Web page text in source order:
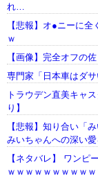
れ…
【悲報】オ●ニーに
ｗ
【画像】完全オフの
専門家「日本車はダサ
トラウデン直美キャ
り】
【悲報】知り合い「
みいちゃんへの深い愛
【ネタバレ】 ワンピ
ｗｗｗｗｗｗｗｗｗ